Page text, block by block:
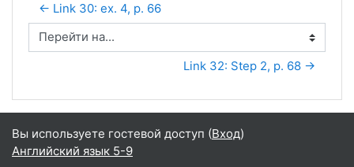
← Link 30: ex. 4, p. 66
Перейти на...
Link 32: Step 2, p. 68 →
Вы используете гостевой доступ (Вход)
Английский язык 5-9